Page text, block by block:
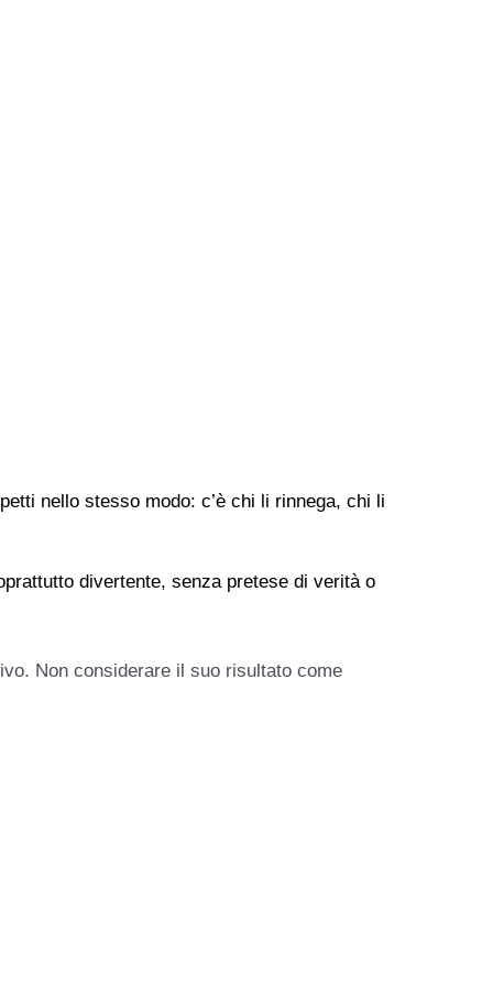
nello stesso modo: c’è chi li rinnega, chi li
divertente, senza pretese di verità o
Non considerare il suo risultato come